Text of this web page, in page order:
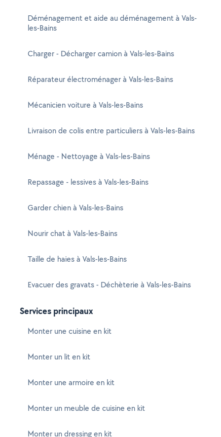
Déménagement et aide au déménagement à Vals-
les-Bains
Charger - Décharger camion à Vals-les-Bains
Réparateur électroménager à Vals-les-Bains
Mécanicien voiture à Vals-les-Bains
Livraison de colis entre particuliers à Vals-les-Bains
Ménage - Nettoyage à Vals-les-Bains
Repassage - lessives à Vals-les-Bains
Garder chien à Vals-les-Bains
Nourir chat à Vals-les-Bains
Taille de haies à Vals-les-Bains
Evacuer des gravats - Déchèterie à Vals-les-Bains
Services principaux
Monter une cuisine en kit
Monter un lit en kit
Monter une armoire en kit
Monter un meuble de cuisine en kit
Monter un dressing en kit